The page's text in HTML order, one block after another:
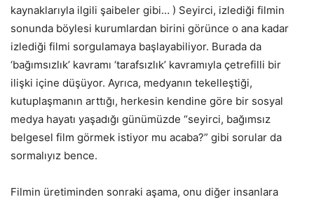
kaynaklarıyla ilgili şaibeler gibi… ) Seyirci, izlediği filmin
sonunda böylesi kurumlardan birini görünce o ana kadar
izlediği filmi sorgulamaya başlayabiliyor. Burada da
‘bağımsızlık’ kavramı ‘tarafsızlık’ kavramıyla çetrefilli bir
ilişki içine düşüyor. Ayrıca, medyanın tekelleştiği,
kutuplaşmanın arttığı, herkesin kendine göre bir sosyal
medya hayatı yaşadığı günümüzde “seyirci, bağımsız
belgesel film görmek istiyor mu acaba?” gibi sorular da
sormalıyız bence.
Filmin üretiminden sonraki aşama, onu diğer insanlara